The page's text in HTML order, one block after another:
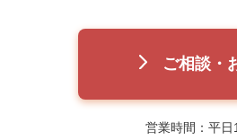
ご相談・
営業時間：平